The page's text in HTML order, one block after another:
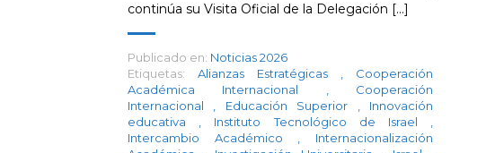
continúa su Visita Oficial de la Delegación [...]
Publicado en: Noticias 2026
Etiquetas:
Alianzas Estratégicas
Cooperación
Académica Internacional
Cooperación
Internacional
Educación Superior
Innovación
educativa
Instituto Tecnológico de Israel
Intercambio Académico
Internacionalización